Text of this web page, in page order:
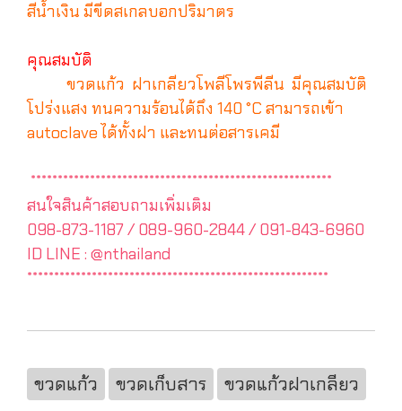
สีน้ำเงิน มีขีดสเกลบอกปริมาตร
คุณสมบัติ
ขวดแก้ว ฝาเกลียวโพลีโพรพีลีน มีคุณสมบัติ
โปร่งแสง ทนความร้อนได้ถึง 140 °C สามารถเข้า
autoclave ได้ทั้งฝา และทนต่อสารเคมี
********************************************************
สนใจสินค้าสอบถามเพิ่มเติม
098-873-1187 / 089-960-2844 / 091-843-6960
ID LINE : @nthailand
********************************************************
ขวดแก้ว ขวดเก็บสาร ขวดแก้วฝาเกลียว